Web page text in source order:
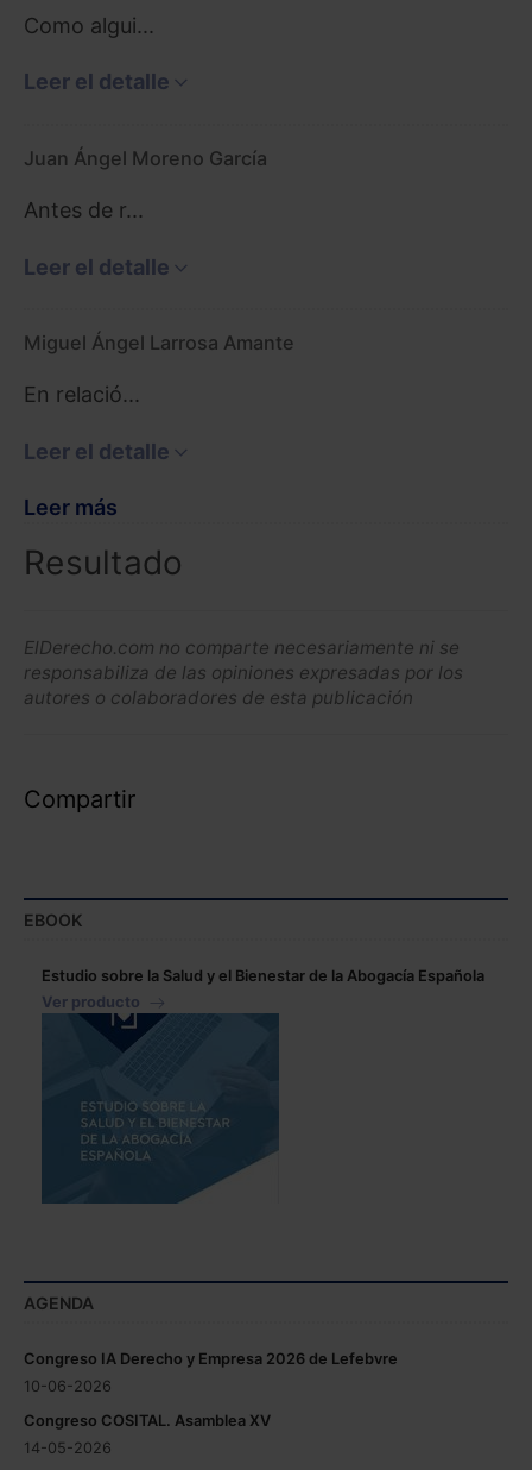
Como algui...
Leer el detalle
Juan Ángel Moreno García
Antes de r...
Leer el detalle
Miguel Ángel Larrosa Amante
En relació...
Leer el detalle
Leer más
Resultado
ElDerecho.com no comparte necesariamente ni se
responsabiliza de las opiniones expresadas por los
autores o colaboradores de esta publicación
Compartir
EBOOK
Estudio sobre la Salud y el Bienestar de la Abogacía Española
Ver producto
AGENDA
Congreso IA Derecho y Empresa 2026 de Lefebvre
10-06-2026
Congreso COSITAL. Asamblea XV
14-05-2026